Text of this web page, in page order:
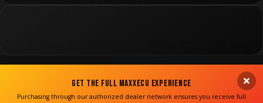
Get the Full MaxxECU Experience
Purchasing through our authorized dealer network ensures you receive full